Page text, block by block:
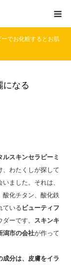
ーでお化粧するとお肌
になる
ルスキンセラピーミ
、わたくしが探して
ました。それは、
酸化チタン、酸化鉄
ているビューティフ
ーです。 スキンキ
潟市の会社が作って
成分は、皮膚をイラ